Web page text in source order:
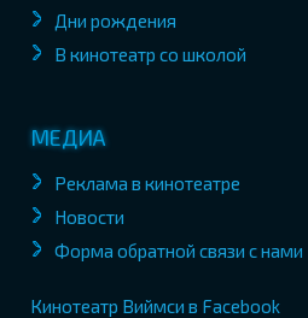
Дни рождения
В кинотеатр со школой
МЕДИА
Реклама в кинотеатре
Новости
Форма обратной связи с нами
Кинотеатр Виймси в Facebook